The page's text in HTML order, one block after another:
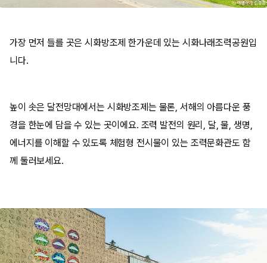
가장 먼저 들를 곳은 시화방조제 한가운데 있는 시화나래조력공원입
니다.
​높이 솟은 달전망대에서는 시화방조제는 물론, 서해의 아름다운 풍
경을 한눈에 담을 수 있는 곳이에요. 조력 발전의 원리, 달, 물, 생명,
에너지를 이해할 수 있도록 체험형 전시물이 있는 조력문화관도 함
께 둘러보세요.